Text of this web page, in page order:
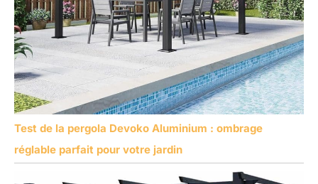
Test de la pergola Devoko Aluminium : ombrage
réglable parfait pour votre jardin